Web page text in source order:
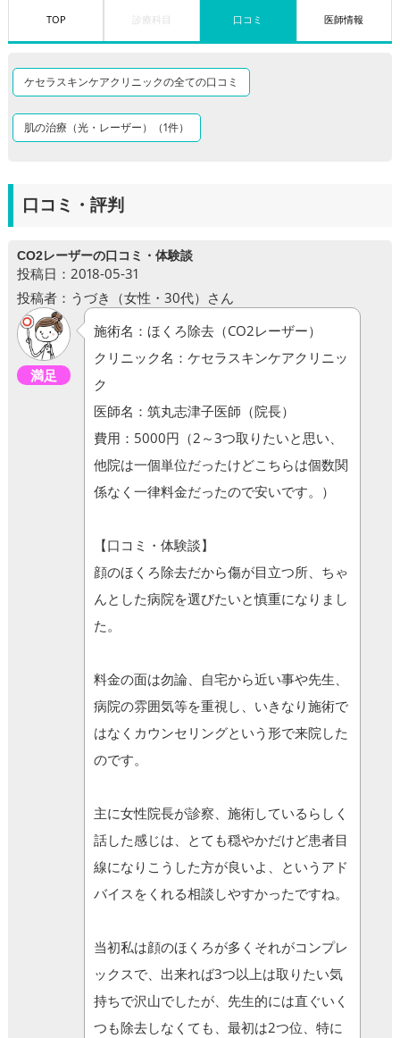
TOP 診療科目 口コミ 医師情報
ケセラスキンケアクリニックの全ての口コミ
肌の治療（光・レーザー）（1件）
口コミ・評判
CO2レーザーの口コミ・体験談
投稿日：2018-05-31
投稿者：うづき（女性・30代）さん
満足
施術名：ほくろ除去（CO2レーザー）
クリニック名：ケセラスキンケアクリニッ
ク
医師名：筑丸志津子医師（院長）
費用：5000円（2～3つ取りたいと思い、
他院は一個単位だったけどこちらは個数関
係なく一律料金だったので安いです。）
【口コミ・体験談】
顔のほくろ除去だから傷が目立つ所、ちゃ
んとした病院を選びたいと慎重になりまし
た。
料金の面は勿論、自宅から近い事や先生、
病院の雰囲気等を重視し、いきなり施術で
はなくカウンセリングという形で来院した
のです。
主に女性院長が診察、施術しているらしく
話した感じは、とても穏やかだけど患者目
線になりこうした方が良いよ、というアド
バイスをくれる相談しやすかったですね。
当初私は顔のほくろが多くそれがコンプレ
ックスで、出来れば3つ以上は取りたい気
持ちで沢山でしたが、先生的には直ぐいく
つも除去しなくても、最初は2つ位、特に